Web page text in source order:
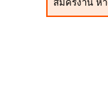
สมัครงาน ห